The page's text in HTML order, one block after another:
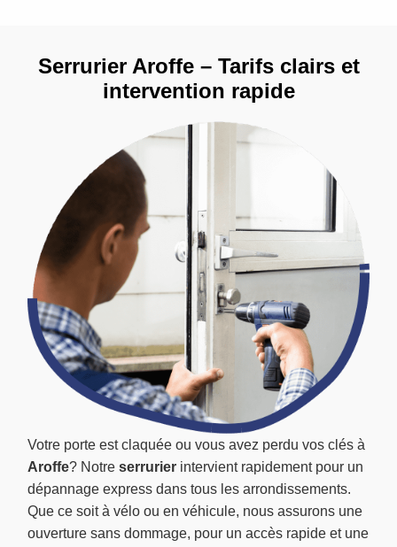
Votre porte est claquée ou vous avez perdu vos clés à
Aroffe? Notre serrurier intervient rapidement pour un
dépannage express dans tous les arrondissements.
Que ce soit à vélo ou en véhicule, nous assurons une
ouverture sans dommage, pour un accès rapide et une
Serrurier Aroffe – Tarifs clairs et
intervention rapide